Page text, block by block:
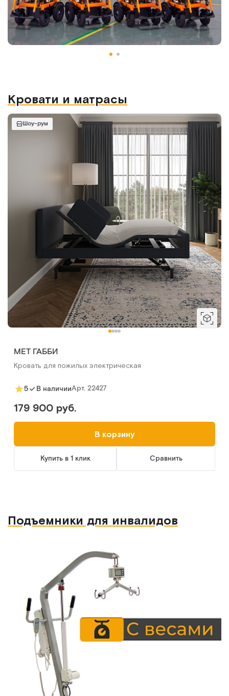
Кровати и матрасы
Шоу-рум
MET ГАББИ
Кровать для пожилых электрическая
5 В наличииАрт. 22427
179 900 руб.
В корзину
Купить в 1 клик Сравнить
Подъемники для инвалидов